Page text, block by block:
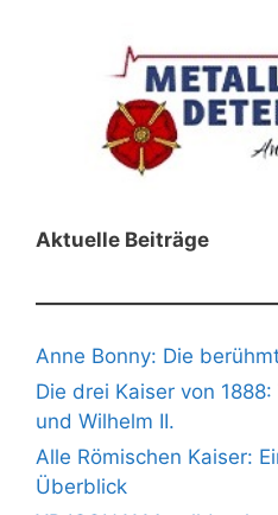
Aktuelle Beiträge
Anne Bonny: Die
Die drei Kaiser von
und Wilhelm II.
Alle Römischen Kaiser:
Überblick